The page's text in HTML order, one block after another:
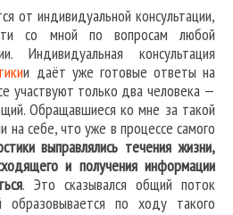
от индивидуальной консультации,
со мной по вопросам любой
Индивидуальная консультация
и даёт уже готовые ответы на
участвуют только два человека —
Обращавшиеся ко мне за такой
на себе, что уже в процессе самого
выправлялись течения жизни,
и получения информации
. Это сказывался общий поток
образовывается по ходу такого